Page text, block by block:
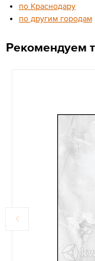
по Краснодару
по другим городам
Рекомендуем